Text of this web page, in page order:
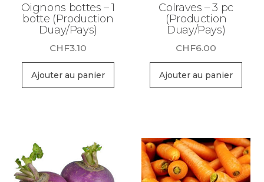
Oignons bottes – 1
botte (Production
Duay/Pays)
CHF3.10
Ajouter au panier
Colraves – 3 pc
(Production
Duay/Pays)
CHF6.00
Ajouter au panier